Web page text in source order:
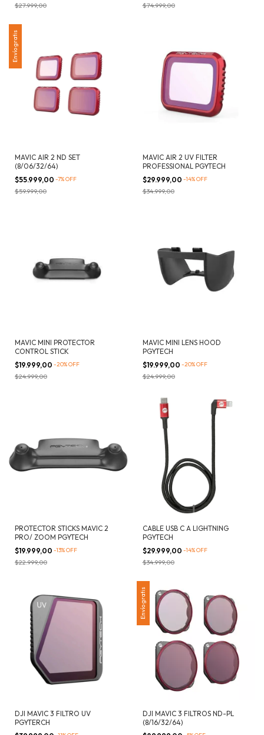
$27.999,00 $74.999,00
Envío gratis
MAVIC AIR 2 ND SET
(8/06/32/64)
$55.999,00 -7%OFF
$59.999,00
MAVIC AIR 2 UV FILTER
PROFESSIONAL PGYTECH
$29.999,00 -14%OFF
$34.999,00
MAVIC MINI PROTECTOR
CONTROL STICK
$19.999,00 -20%OFF
$24.999,00
MAVIC MINI LENS HOOD
PGYTECH
$19.999,00 -20%OFF
$24.999,00
PROTECTOR STICKS MAVIC 2
PRO/ ZOOM PGYTECH
$19.999,00 -13%OFF
$22.999,00
CABLE USB C A LIGHTNING
PGYTECH
$29.999,00 -14%OFF
$34.999,00
DJI MAVIC 3 FILTRO UV
PGYTERCH
Envío gratis
DJI MAVIC 3 FILTROS ND-PL
(8/16/32/64)